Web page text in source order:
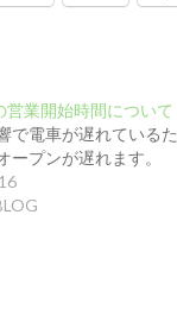
営業開始時間について
で電車が遅れているた
ープンが遅れます。